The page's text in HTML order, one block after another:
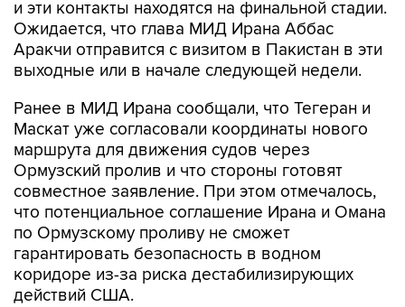
и эти контакты находятся на финальной стадии.
Ожидается, что глава МИД Ирана Аббас
Аракчи отправится с визитом в Пакистан в эти
выходные или в начале следующей недели.
Ранее в МИД Ирана сообщали, что Тегеран и
Маскат уже согласовали координаты нового
маршрута для движения судов через
Ормузский пролив и что стороны готовят
совместное заявление. При этом отмечалось,
что потенциальное соглашение Ирана и Омана
по Ормузскому проливу не сможет
гарантировать безопасность в водном
коридоре из-за риска дестабилизирующих
действий США.